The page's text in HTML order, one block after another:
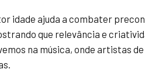
idade ajuda a combater
que relevância e
na música, onde artistas